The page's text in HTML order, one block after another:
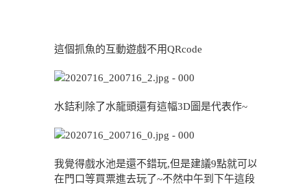
這個抓魚的互動遊戲不用QRcode
水銡利除了水龍頭還有這幅3D圖是代表作~
我覺得戲水池是還不錯玩,但是建議9點就可以
在門口等買票進去玩了~不然中午到下午這段